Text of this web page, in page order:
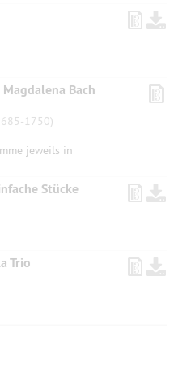
Bach
1750)
jeweils in
Stücke
Trio